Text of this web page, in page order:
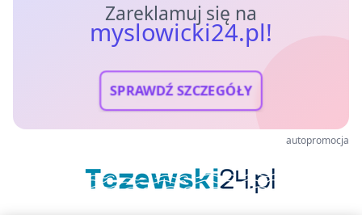
Zareklamuj się na
myslowicki24.pl!
SPRAWDŹ SZCZEGÓŁY
autopromocja